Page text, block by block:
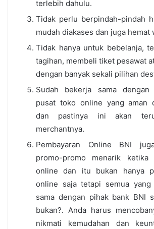
terlebih dahulu.
Tidak perlu berpindah-pindah
mudah diakases dan juga hemat
Tidak hanya untuk bebelanja,
tagihan, membeli tiket pesawat
dengan banyak sekali pilihan
Sudah bekerja sama dengan
pusat toko online yang aman
dan pastinya ini akan
merchantnya.
Pembayaran Online BNI
promo-promo menarik ketika
online dan itu bukan hanya
online saja tetapi semua yang
sama dengan pihak bank BNI
bukan?. Anda harus
nikmati kemudahan dan